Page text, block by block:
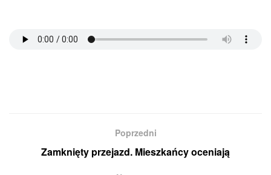
Poprzedni
Zamknięty przejazd. Mieszkańcy oceniają